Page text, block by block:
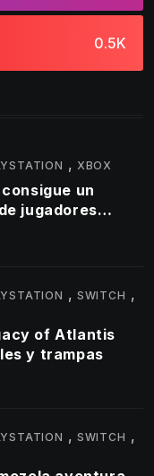
0.5K
, XBOX
un
jugadores
, SWITCH ,
of Atlantis
y trampas
, SWITCH ,